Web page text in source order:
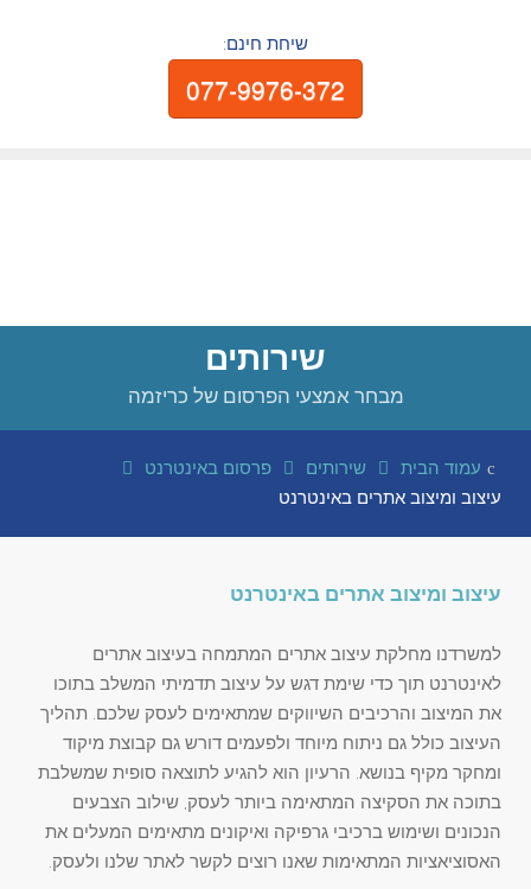
שיחת חינם:
077-9976-372
שירותים
מבחר אמצעי הפרסום של כריזמה
עמוד הבית שירותים
פרסום באינטרנט
עיצוב ומיצוב אתרים באינטרנט
עיצוב ומיצוב אתרים באינטרנט
למשרדנו מחלקת עיצוב אתרים המתמחה בעיצוב אתרים
לאינטרנט תוך כדי שימת דגש על עיצוב תדמיתי המשלב בתוכו
את המיצוב והרכיבים השיווקים שמתאימים לעסק שלכם. תהליך
העיצוב כולל גם ניתוח מיוחד ולפעמים דורש גם קבוצת מיקוד
ומחקר מקיף בנושא. הרעיון הוא להגיע לתוצאה סופית שמשלבת
בתוכה את הסקיצה המתאימה ביותר לעסק, שילוב הצבעים
הנכונים ושימוש ברכיבי גרפיקה ואיקונים מתאימים המעלים את
האסוציאציות המתאימות שאנו רוצים לקשר לאתר שלנו ולעסק.